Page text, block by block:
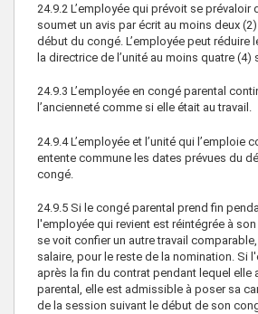
24.9.2 L’employée qui prévoit se prévaloir
soumet un avis par écrit au moins deux
début du congé. L’employée peut réduire
la directrice de l’unité au moins quatre (4)
24.9.3 L’employée en congé parental
l’ancienneté comme si elle était au travail.
24.9.4L’employée et l’unité qui l’emploie
entente commune les dates prévues du
congé.
24.9.5 Si le congé parental prend fin
l'employée qui revient est réintégrée à
se voit confier un autre travail
salaire, pour le reste de la nomination. Si
après la fin du contrat pendant lequel elle
parental, elle est admissible à poser sa
de la session suivant le début de son